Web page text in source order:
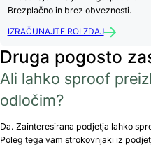
Brezplačno in brez obveznosti.
IZRAČUNAJTE ROI ZDAJ
Druga pogosto
Ali lahko sproof
odločim?
Da. Zainteresirana podjetja lahko
Poleg tega vam strokovnjaki iz